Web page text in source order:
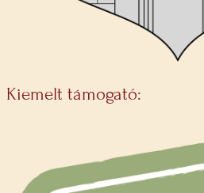
Kiemelt támogató: